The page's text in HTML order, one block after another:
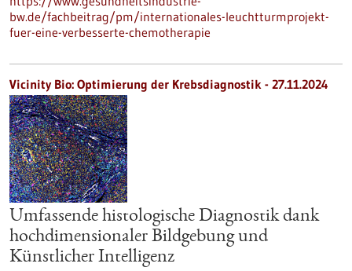
bw.de/fachbeitrag/pm/internationales-leuchtturmprojekt-
fuer-eine-verbesserte-chemotherapie
Vicinity Bio: Optimierung der Krebsdiagnostik - 27.11.2024
Umfassende histologische Diagnostik dank
hochdimensionaler Bildgebung und
Künstlicher Intelligenz